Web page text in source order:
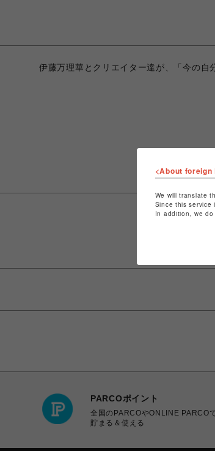
伊藤万理華とクリエイター達が、「今の
PARCOポイント
全国のPARCOやONLINE PARCO
貯まる＆使える
<About
We will translate
Since this service
In addition, we